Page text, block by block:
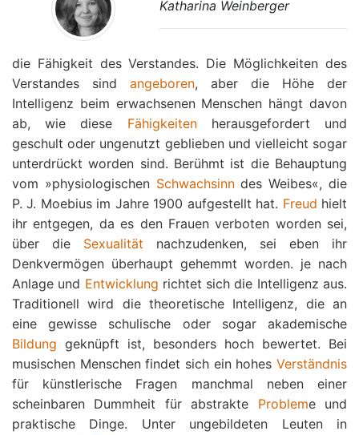
Katharina Weinberger
die Fähigkeit des Verstandes. Die Möglichkeiten des
Verstandes sind angeboren, aber die Höhe der
Intelligenz beim erwachsenen Menschen hängt davon
ab, wie diese Fähigkeitenherausgefordert und
geschult oder ungenutzt geblieben und vielleicht sogar
unterdrückt worden sind. Berühmt ist die Behauptung
vom »physiologischen Schwachsinndes Weibes«, die
P. J. Moebius im Jahre 1900 aufgestellt hat. Freud hielt
ihr entgegen, da es den Frauen verboten worden sei,
über die Sexualität nachzudenken, sei eben ihr
Denkvermögen überhaupt gehemmt worden. je nach
Anlage und Entwicklung richtet sich die Intelligenz aus.
Traditionell wird die theoretische Intelligenz, die an
eine gewisse schulische oder sogar akademische
Bildung geknüpft ist, besonders hoch bewertet. Bei
musischen Menschen findet sich ein hohes Verständnis
für künstlerische Fragen manchmal neben einer
scheinbaren Dummheit für abstrakte Probleme und
praktische Dinge. Unter ungebildeten Leuten in